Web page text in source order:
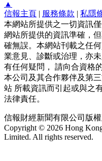
▲
信報主頁 | 服務條款 | 私隱
本網站所提供之一切資訊
網站所提供的資訊準確，
確無誤。本網站刊載之任
業意見、診斷或治理，亦
有任何疑問， 請向合資格
本公司及其合作夥伴及第
站 所載資訊而引起或與之
法律責任。
信報財經新聞有限公司版權
Copyright © 2026 Hong
Limited. All rights reserved.